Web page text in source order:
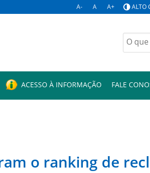
A- A A+ ALTO
Buscar
por:
ACESSO À INFORMAÇÃO FALE
o ranking de